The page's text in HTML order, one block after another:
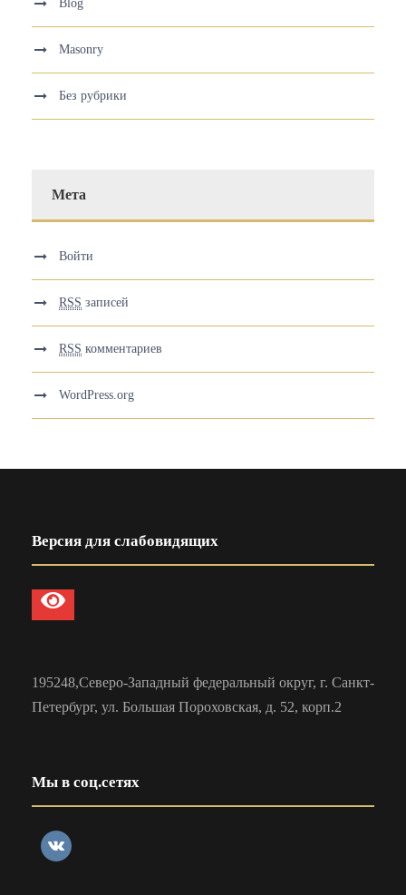
Blog
Masonry
Без рубрики
Мета
Войти
RSS записей
RSS комментариев
WordPress.org
Версия для слабовидящих
195248,Северо-Западный федеральный округ, г. Санкт-
Петербург, ул. Большая Пороховская, д. 52, корп.2
Мы в соц.сетях